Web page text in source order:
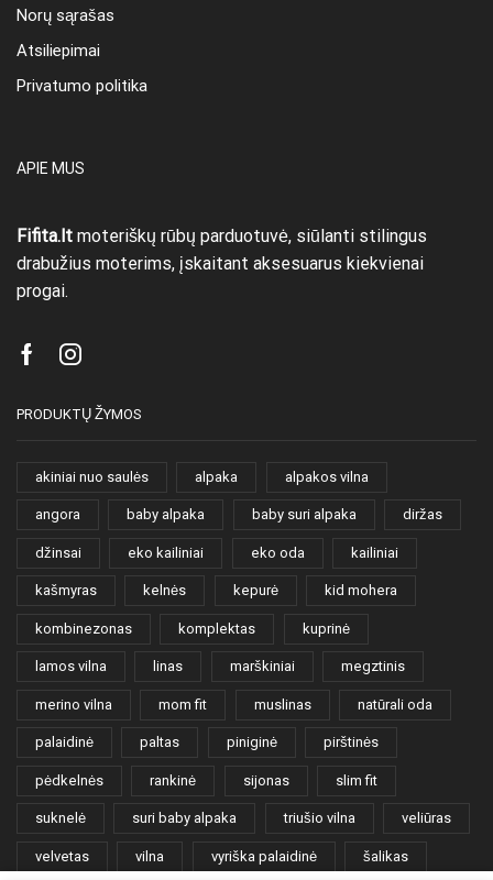
Norų sąrašas
Atsiliepimai
Privatumo politika
APIE MUS
Fifita.lt moteriškų rūbų parduotuvė, siūlanti stilingus
drabužius moterims, įskaitant aksesuarus kiekvienai
progai.
FacebookInstagram
PRODUKTŲ ŽYMOS
akiniai nuo saulės alpaka alpakos vilna
angora baby alpaka baby suri alpaka diržas
džinsai eko kailiniai eko oda kailiniai
kašmyras kelnės kepurė kid mohera
kombinezonas komplektas kuprinė
lamos vilna linas marškiniai megztinis
merino vilna mom fit muslinas natūrali oda
palaidinė paltas piniginė pirštinės
pėdkelnės rankinė sijonas slim fit
suknelė suri baby alpaka triušio vilna veliūras
velvetas vilna vyriška palaidinė šalikas